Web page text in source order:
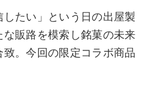
たい」という日の出屋製
販路を模索し銘菓の未来
。今回の限定コラボ商品